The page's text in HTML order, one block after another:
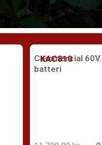
KAC810
Commercial
batteri